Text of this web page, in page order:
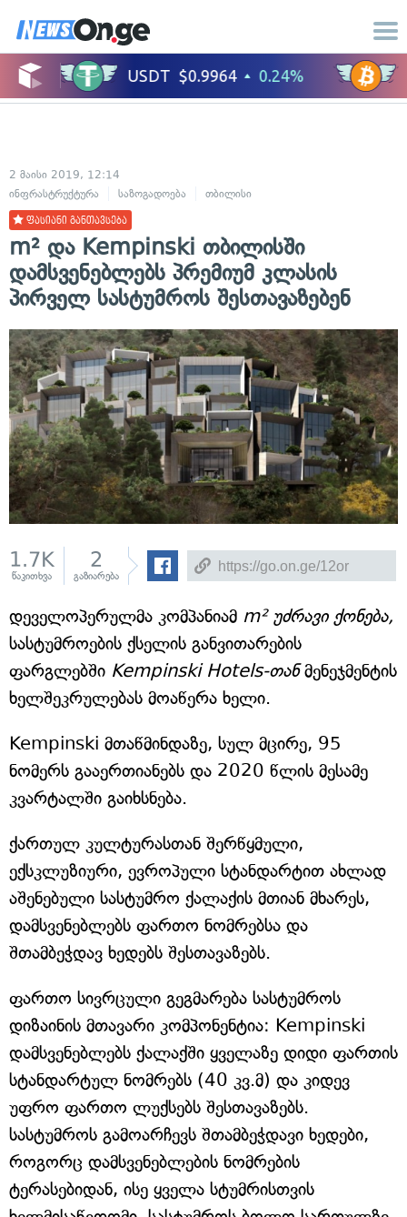
2 მაისი 2019, 12:14
ინფრასტრუქტურა
საზოგადოება თბილისი
ფასიანი განთავსება
m² და Kempinski თბილისში
დამსვენებლებს პრემიუმ კლასის
პირველ სასტუმროს შესთავაზებენ
1.7K
წაკითხვა
2
გაზიარება
დეველოპერულმა კომპანიამ m² უძრავი ქონება,
სასტუმროების ქსელის განვითარების
ფარგლებში Kempinski Hotels-თანმენეჯმენტის
ხელშეკრულებას მოაწერა ხელი.
Kempinski მთაწმინდაზე, სულ მცირე, 95
ნომერს გააერთიანებს და 2020 წლის მესამე
კვარტალში გაიხსნება.
ქართულ კულტურასთან შერწყმული,
ექსკლუზიური, ევროპული სტანდარტით ახლად
აშენებული სასტუმრო ქალაქის მთიან მხარეს,
დამსვენებლებს ფართო ნომრებსა და
შთამბეჭდავ ხედებს შესთავაზებს.
ფართო სივრცული გეგმარება სასტუმროს
დიზაინის მთავარი კომპონენტია: Kempinski
დამსვენებლებს ქალაქში ყველაზე დიდი ფართის
სტანდარტულ ნომრებს (40 კვ.მ) და კიდევ
უფრო ფართო ლუქსებს შესთავაზებს.
სასტუმროს გამოარჩევს შთამბეჭდავი ხედები,
როგორც დამსვენებლების ნომრების
ტერასებიდან, ისე ყველა სტუმრისთვის